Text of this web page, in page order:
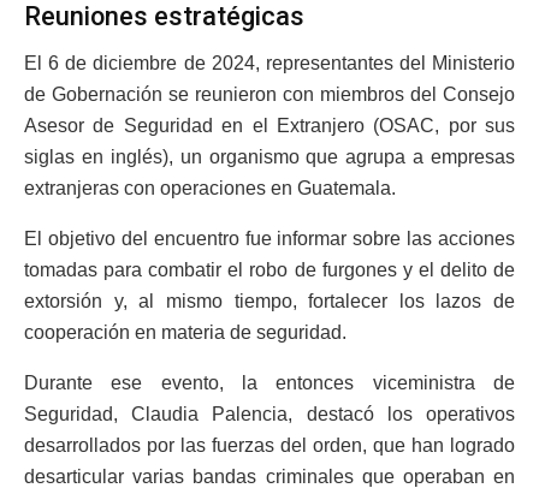
Reuniones estratégicas
El 6 de diciembre de 2024, representantes del Ministerio
de Gobernación se reunieron con miembros del Consejo
Asesor de Seguridad en el Extranjero (OSAC, por sus
siglas en inglés), un organismo que agrupa a empresas
extranjeras con operaciones en Guatemala.
El objetivo del encuentro fue informar sobre las acciones
tomadas para combatir el robo de furgones y el delito de
extorsión y, al mismo tiempo, fortalecer los lazos de
cooperación en materia de seguridad.
Durante ese evento, la entonces viceministra de
Seguridad, Claudia Palencia, destacó los operativos
desarrollados por las fuerzas del orden, que han logrado
desarticular varias bandas criminales que operaban en